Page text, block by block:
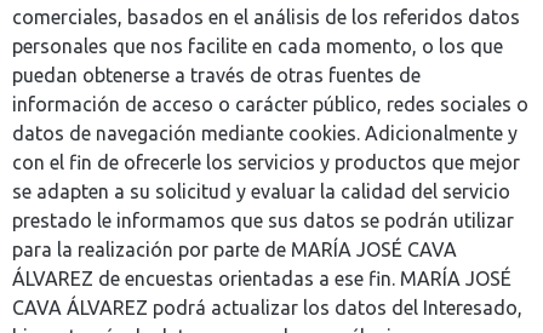
comerciales, basados en el análisis de los referidos datos
personales que nos facilite en cada momento, o los que
puedan obtenerse a través de otras fuentes de
información de acceso o carácter público, redes sociales o
datos de navegación mediante cookies. Adicionalmente y
con el fin de ofrecerle los servicios y productos que mejor
se adapten a su solicitud y evaluar la calidad del servicio
prestado le informamos que sus datos se podrán utilizar
para la realización por parte de MARÍA JOSÉ CAVA
ÁLVAREZ de encuestas orientadas a ese fin. MARÍA JOSÉ
CAVA ÁLVAREZ podrá actualizar los datos del Interesado,